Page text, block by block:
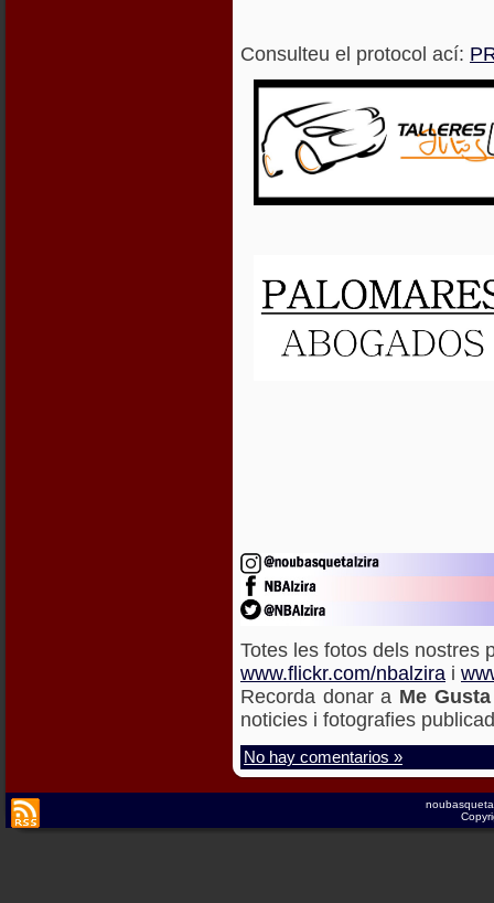
Consulteu el protocol ací:
Totes les fotos dels nostres
www.flickr.com/nbalzira i
Recorda donar a Me
noticies i fotografies
No hay comentarios »